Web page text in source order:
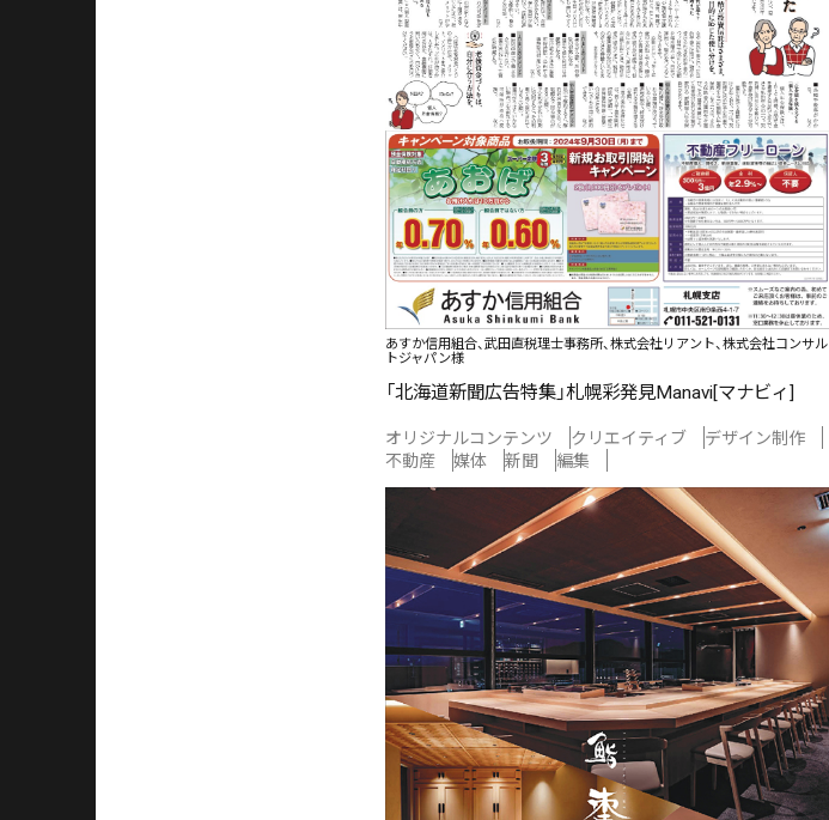
あすか信用組合、武田直税理士事務所、株式会社リアント、株式会社コンサル
トジャパン様
「北海道新聞広告特集」札幌彩発見Manavi[マナビィ]
オリジナルコンテンツ クリエイティブ
デザイン制作
不動産
媒体 新聞 編集